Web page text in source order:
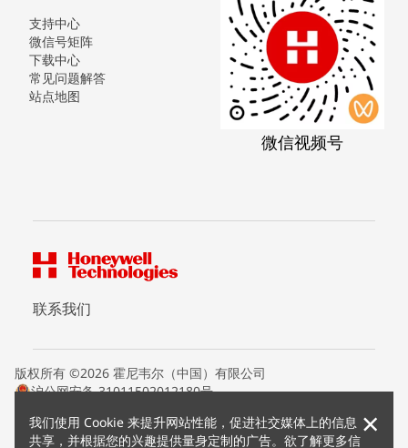
我们使用 Cookie 来提升网站性能，促进社交媒体上的信息
共享，并根据您的兴趣提供量身定制的广告。欲了解更多信×
支持中心
微信号矩阵
下载中心
常见问题解答
站点地图
微信视频号
联系我们
版权所有 ©2026 霍尼韦尔（中国）有限公司
沪公网安备 31011502012180号
条款条约